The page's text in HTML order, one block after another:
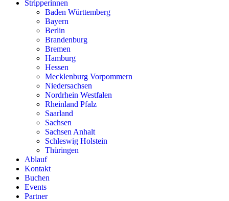
Stripperinnen
Baden Württemberg
Bayern
Berlin
Brandenburg
Bremen
Hamburg
Hessen
Mecklenburg Vorpommern
Niedersachsen
Nordrhein Westfalen
Rheinland Pfalz
Saarland
Sachsen
Sachsen Anhalt
Schleswig Holstein
Thüringen
Ablauf
Kontakt
Buchen
Events
Partner